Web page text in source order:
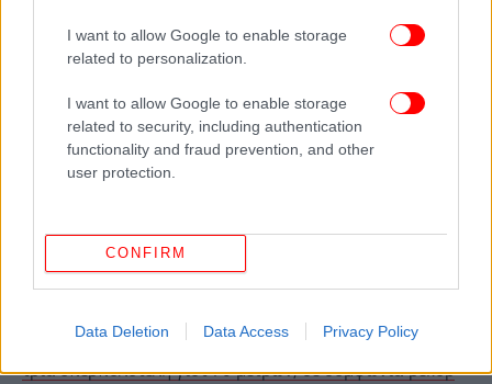
I want to allow Google to enable storage
related to personalization.
I want to allow Google to enable storage
related to security, including authentication
functionality and fraud prevention, and other
user protection.
CONFIRM
Data Deletion Data Access Privacy Policy
Ο σπουδαίος ηθοποιός είναι συνταξιούχος εδώ και
τέσσερα χρόνια, έπειτα από την ανακοίνωσή του ότι
Ντάνιελ Ντέι Λιούις, ο μοναδικός ηθοποιός με τρία
Όσκαρ τα τέσσερα τελευταία χρόνια, ζει μια άλλη
ζωή. Στο Δουβλίνο, ως… ξυλουργός.
όπως το «There Will Be Blood» και το «The Boxer».
Oικογένεια Ελλήνων δισεκατομμυριούχων παρήγγειλε
τρία υπερπολυτελή γιοτ 70 μέτρων, σε συμφωνία-ρεκόρ